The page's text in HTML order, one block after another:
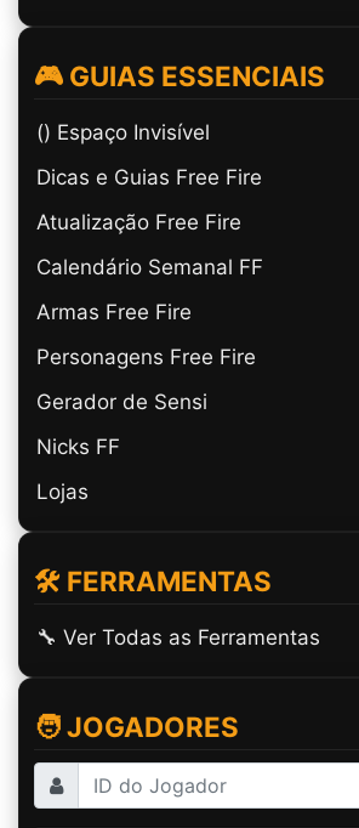
🎮 GUIAS ESSENCIAIS
(ㅤ) Espaço Invisível
Dicas e Guias Free Fire
Atualização Free Fire
Calendário Semanal FF
Armas Free Fire
Personagens Free Fire
Gerador de Sensi
Nicks FF
Lojas
🛠️ FERRAMENTAS
🔧 Ver Todas as Ferramentas
🧑 JOGADORES